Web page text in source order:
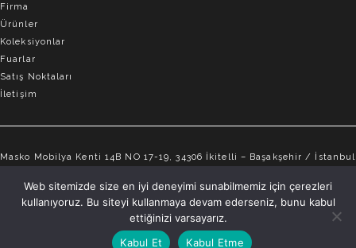
Firma
Ürünler
Koleksiyonlar
Fuarlar
Satış Noktaları
İletişim
Masko Mobilya Kenti 14B NO 17-19, 34306 İkitelli – Başakşehir / İstanbul
info@elvemobilya.com.tr
+90 542 651 88 18
Web sitemizde size en iyi deneyimi sunabilmemiz için çerezleri
kullanıyoruz. Bu siteyi kullanmaya devam ederseniz, bunu kabul
ettiğinizi varsayarız.
Kabul Et
Kabul Etme